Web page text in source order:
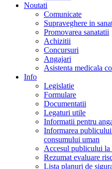
Noutati
Comunicate
Supraveghere in
Promovarea sanatatii
Achizitii
Concursuri
Angajari
Asistenta medicala
Info
Legislatie
Formulare
Documentatii
Legaturi utile
Informatii pentru
Informarea
consumului uman
Accesul publicului
Rezumat evaluare
Lista planuri de